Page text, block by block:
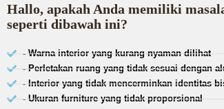
Hallo, apakah Anda memiliki
seperti dibawah ini?
- Warna interior yang kurang nyaman dilihat
- Perletakan ruang yang tidak sesuai dengan
- Interior yang tidak mencerminkan identitas
- Ukuran furniture yang tidak proporsional